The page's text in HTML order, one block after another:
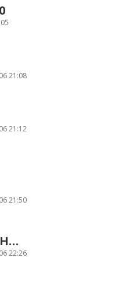
21:08
21:12
21:50
Martin Vít - DARTHVADER
22:26